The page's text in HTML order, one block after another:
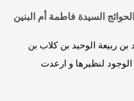
السيدة فاطمة أم البنين
ربيعة الوحيد بن كلاب بن
الوجود لنظيرها و ارعدت